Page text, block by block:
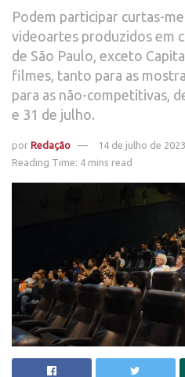
Podem participar curtas-
videoartes produzidos em
de São Paulo, exceto
filmes, tanto para as
para as não-competitivas,
e 31 de julho.
por Redação
14 de julho de 2023
Reading Time: 4 mins read